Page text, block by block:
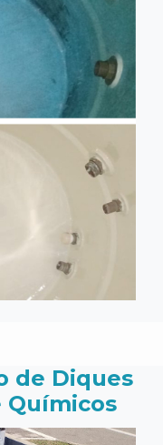
de Diques
Químicos